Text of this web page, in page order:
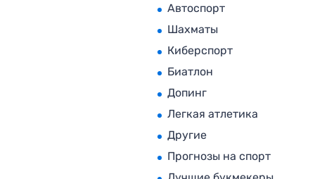
Автоспорт
Шахматы
Киберспорт
Биатлон
Допинг
Легкая атлетика
Другие
Прогнозы на спорт